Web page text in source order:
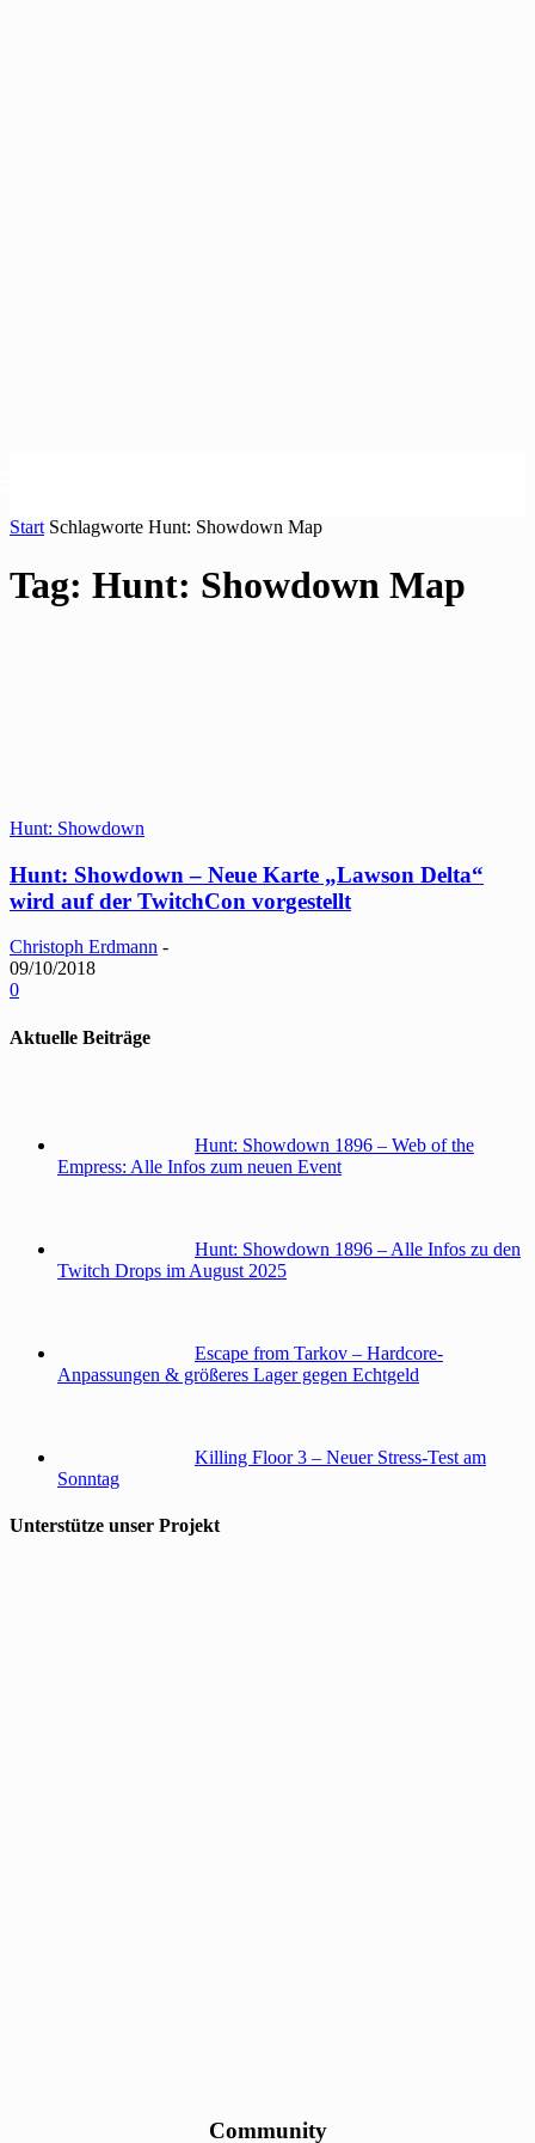
Start Schlagworte Hunt: Showdown Map
Tag: Hunt: Showdown Map
Hunt: Showdown
Hunt: Showdown – Neue Karte „Lawson Delta“
wird auf der TwitchCon vorgestellt
Christoph Erdmann -
09/10/2018
0
Aktuelle Beiträge
Hunt: Showdown 1896 – Web of the
Empress: Alle Infos zum neuen Event
Hunt: Showdown 1896 – Alle Infos zu den
Twitch Drops im August 2025
Escape from Tarkov – Hardcore-
Anpassungen & größeres Lager gegen Echtgeld
Killing Floor 3 – Neuer Stress-Test am
Sonntag
Unterstütze unser Projekt
Community